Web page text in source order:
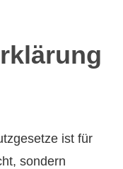
ist für
sondern